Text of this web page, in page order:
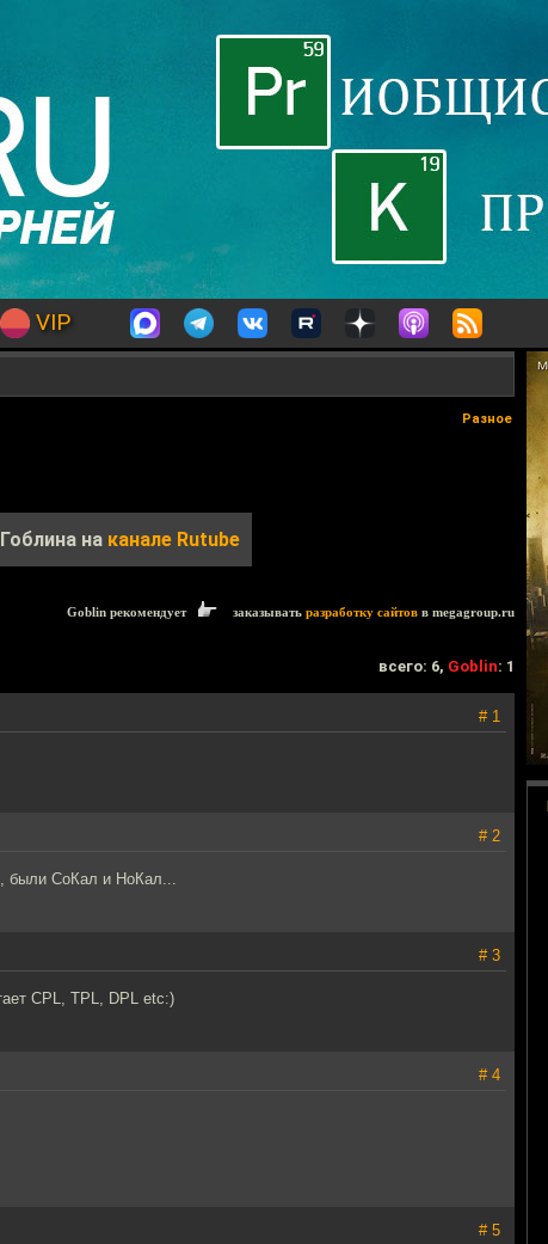
VIP
Разное
на канале Rutube
Goblin рекомендует заказывать разработку сайтов в megagroup.ru
всего: 6, Goblin: 1
# 1
# 2
были СоКал и НоКал...
# 3
CPL, TPL, DPL etc:)
# 4
# 5